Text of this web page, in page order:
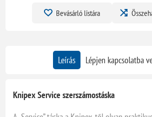
Bevásárló listára
Leírás Lépjen kapcsolatba
Knipex Service szerszámostáska